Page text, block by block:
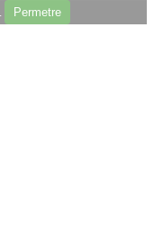
Permetre